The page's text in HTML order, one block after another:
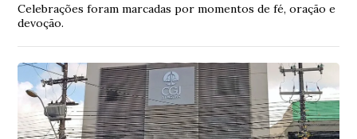
Celebrações foram marcadas por momentos de fé, oração e
devoção.